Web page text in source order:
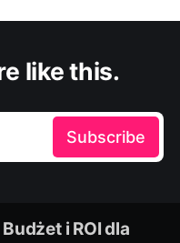
like this.
Subscribe
i ROI dla